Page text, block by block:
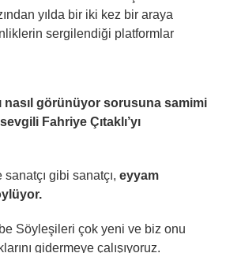
yılda bir iki kez bir araya
sergilendiği platformlar
nasıl görünüyor sorusuna samimi
Fahriye Çıtaklı’yı
gibi sanatçı, eyyam
Söyleşileri çok yeni ve biz onu
gidermeye çalışıyoruz.